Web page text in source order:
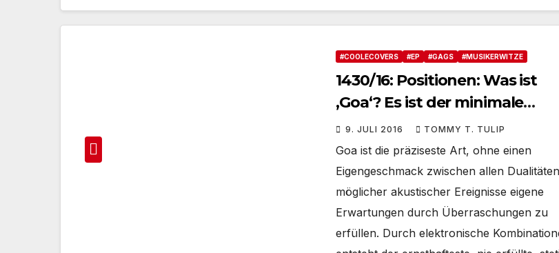
#COOLECOVERS #EP #GAGS #MUSIKERWITZE
1430/16: Positionen: Was ist
‚Goa‘? Es ist der minimale
Konsens beim Musik erleben.
Heller als 1.000 Sonnen.
#Definitionen
9. JULI 2016 TOMMY T. TULIP
Goa ist die präziseste Art, ohne einen
Eigengeschmack zwischen allen Dualitäten
möglicher akustischer Ereignisse eigene
Erwartungen durch Überraschungen zu
erfüllen. Durch elektronische